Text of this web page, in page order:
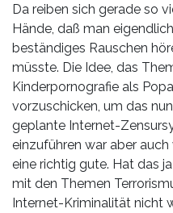
Da reiben sich gerade so
Hände, daß man
beständiges Rauschen
müsste. Die Idee, das
Kinderpornografie als
vorzuschicken, um das nun
geplante Internet-
einzuführen war aber auch
eine richtig gute. Hat das
mit den Themen
Internet-Kriminalität nicht